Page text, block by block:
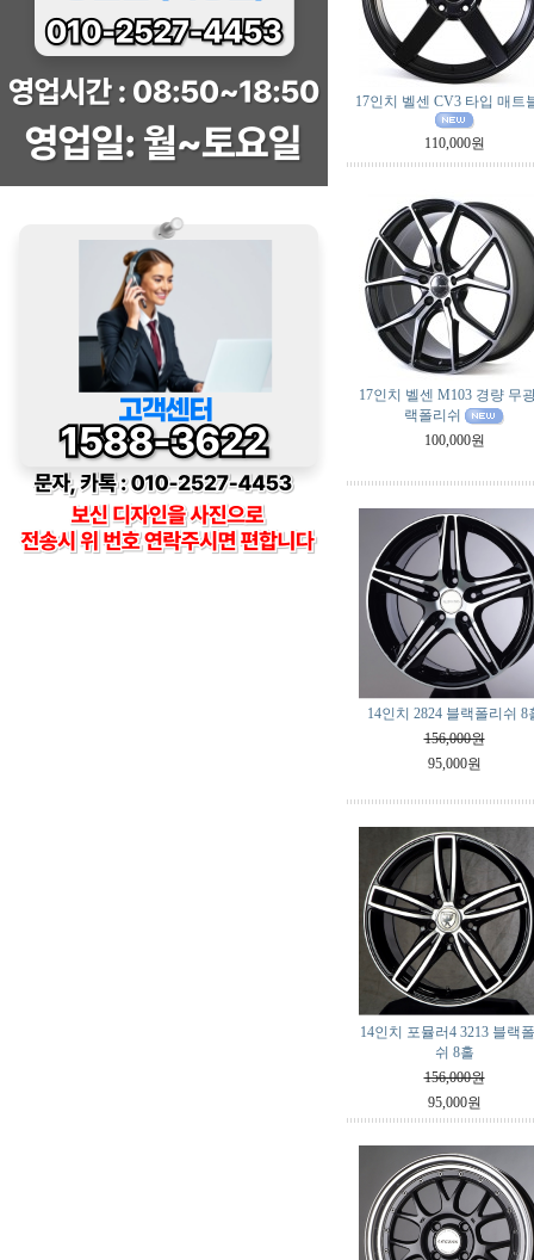
17인치 벨센 CV3 타입 매트
110,000원
17인치 벨센 M103 경량 무
랙폴리쉬
100,000원
14인치 2824 블랙폴리쉬 8
156,000원
95,000원
14인치 포뮬러4 3213 블랙
쉬 8홀
156,000원
95,000원